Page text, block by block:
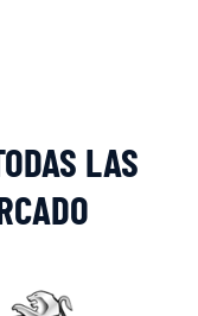
LAS